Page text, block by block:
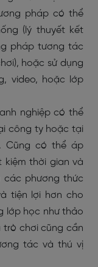
pháp có thể
(lý thuyết kết
pháp tương tác
hoặc sử dụng
video, hoặc lớp
nghiệp có thể
công ty hoặc tại
Cũng có thể áp
kiệm thời gian và
các phương thức
tiện lợi hơn cho
lớp học như thảo
trò chơi cũng cần
tác và thú vị